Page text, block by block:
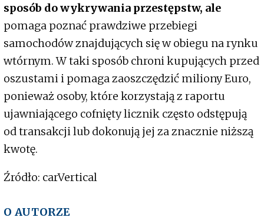
sposób do wykrywania przestępstw, ale
pomaga poznać prawdziwe przebiegi
samochodów znajdujących się w obiegu na rynku
wtórnym. W taki sposób chroni kupujących przed
oszustami i pomaga zaoszczędzić miliony Euro,
ponieważ osoby, które korzystają z raportu
ujawniającego cofnięty licznik często odstępują
od transakcji lub dokonują jej za znacznie niższą
kwotę.
Źródło: carVertical
O AUTORZE